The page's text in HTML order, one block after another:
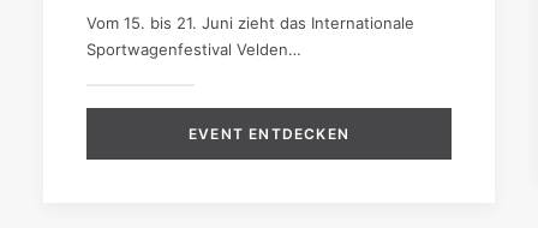
Vom 15. bis 21. Juni zieht das Internationale
Sportwagenfestival Velden…
EVENT ENTDECKEN